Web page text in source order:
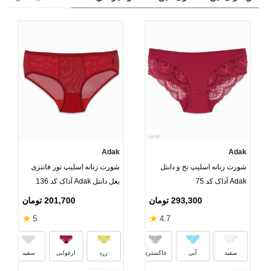
Adak
شورت زنانه اسلیپ نخ و دانتل
Adak آداک کد 75
293,300 تومان
4.7
★
سفید آبی خاکستری
مشکی
Adak
شورت زنانه اسلیپ تور فانتزی
بغل دانتل Adak آداک کد 136
201,700 تومان
5
★
زرد ارغوانی سفید